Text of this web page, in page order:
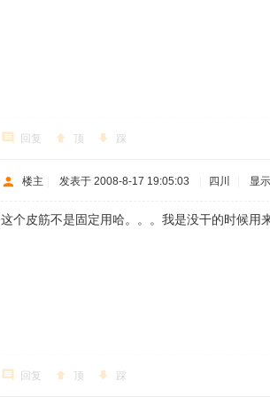
回复 顶 踩
楼主 发表于 2008-8-17 19:05:03 四川 显
这个皮筋不是固定用哈。。。我是没干的时候用
回复 顶 踩